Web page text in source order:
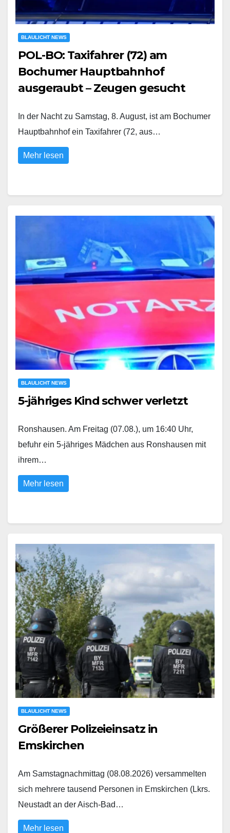
BLAULICHT NEWS
POL-BO: Taxifahrer (72) am
Bochumer Hauptbahnhof
ausgeraubt – Zeugen gesucht
In der Nacht zu Samstag, 8. August, ist am Bochumer
Hauptbahnhof ein Taxifahrer (72, aus…
Mehr lesen
BLAULICHT NEWS
5-jähriges Kind schwer verletzt
Ronshausen. Am Freitag (07.08.), um 16:40 Uhr,
befuhr ein 5-jähriges Mädchen aus Ronshausen mit
ihrem…
Mehr lesen
BLAULICHT NEWS
Größerer Polizeieinsatz in
Emskirchen
Am Samstagnachmittag (08.08.2026) versammelten
sich mehrere tausend Personen in Emskirchen (Lkrs.
Neustadt an der Aisch-Bad…
Mehr lesen